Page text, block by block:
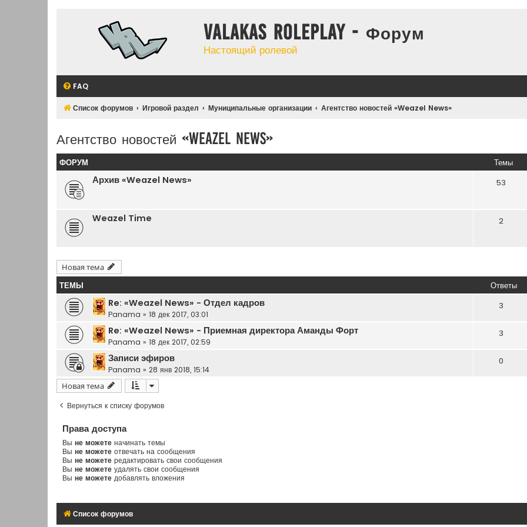
Valakas Roleplay - Форум
Настоящий ролевой
FAQ
Список форумов Игровой раздел Муниципальные организации Агентство новостей «Weazel News»
Агентство новостей «Weazel News»
ФОРУМ Темы
Архив «Weazel News» 53
Weazel Time 2
Новая тема
ТЕМЫ Ответы
Re: «Weazel News» - Отдел кадров
Panama » 18 дек 2017, 03:01
3
Re: «Weazel News» - Приемная директора Аманды Форт
Panama » 18 дек 2017, 02:59
3
Записи эфиров
Panama » 28 янв 2018, 15:14
0
Новая тема
Вернуться к списку форумов
Права доступа
Вы не можете начинать темы
Вы не можете отвечать на сообщения
Вы не можете редактировать свои сообщения
Вы не можете удалять свои сообщения
Вы не можете добавлять вложения
Список форумов